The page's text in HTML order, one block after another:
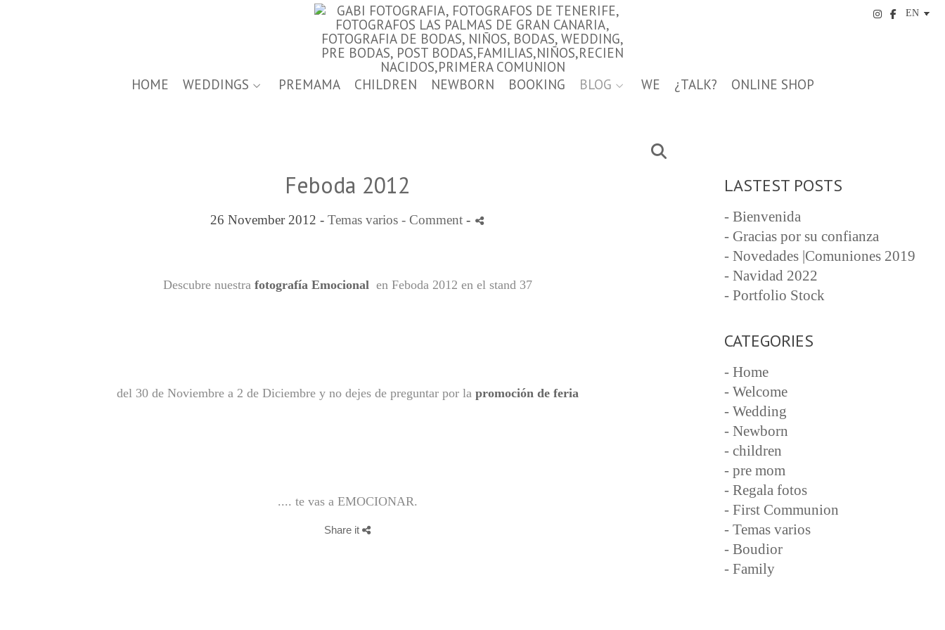
HOME WEDDINGS PREMAMA CHILDREN NEWBORN BOOKING BLOG WE ¿TALK? ONLINE SHOP
Feboda 2012
26 November 2012 - Temas varios - Comment -
Descubre nuestra fotografía Emocionalen Feboda2012 en el stand 37
del 30 de Noviembre a 2 de Diciembre y no dejes de preguntar por la promoción de feria
.... te vas a EMOCIONAR.
Share it
LASTEST POSTS
- Bienvenida
- Gracias por su confianza
- Novedades |Comuniones 2019
- Navidad 2022
- Portfolio Stock
CATEGORIES
- Home
- Welcome
- Wedding
- Newborn
- children
- pre mom
- Regala fotos
- First Communion
- Temas varios
- Boudior
- Family